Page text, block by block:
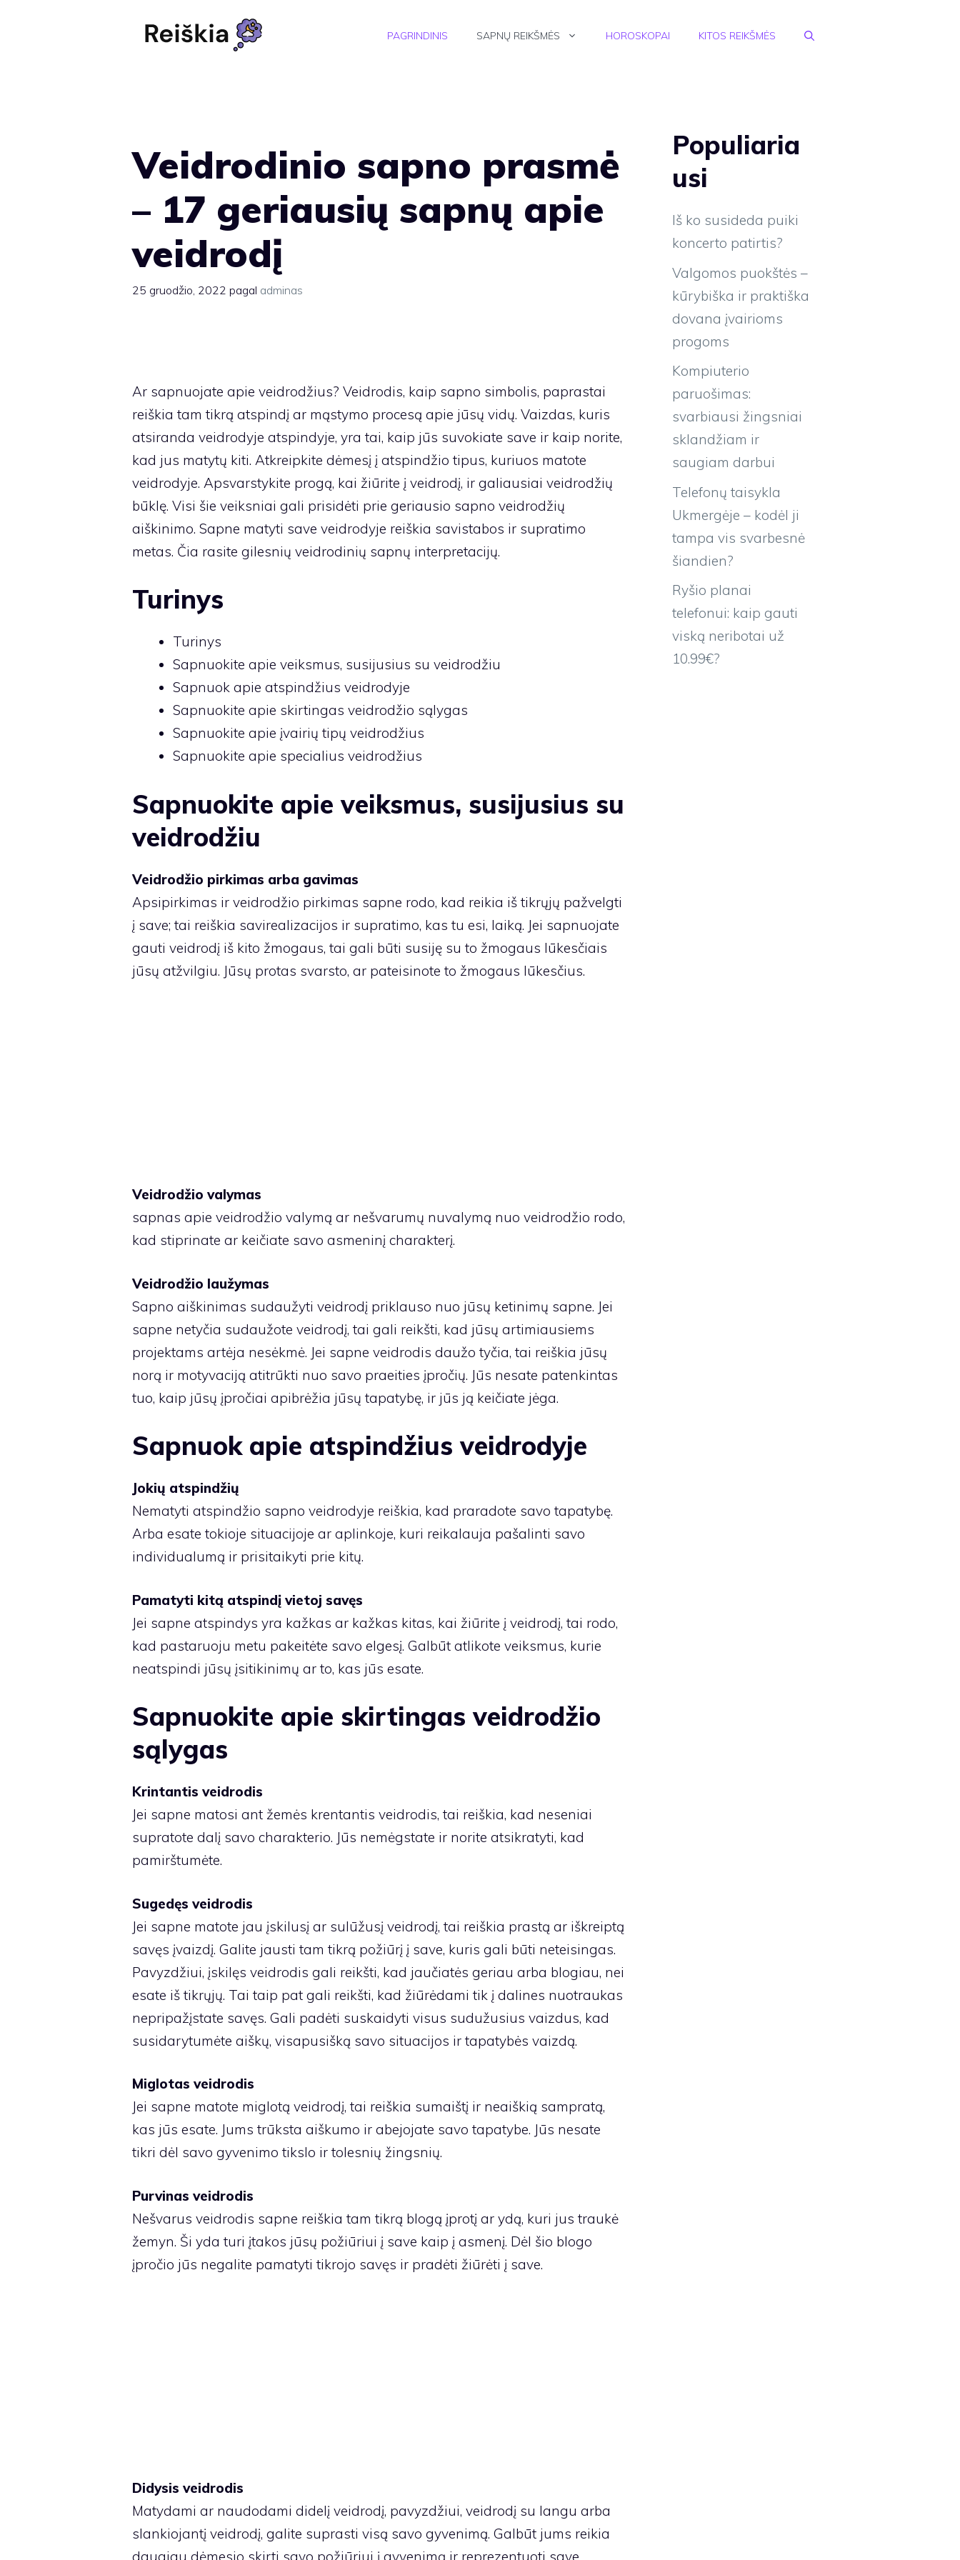
PAGRINDINIS SAPNŲ REIKŠMĖS HOROSKOPAI KITOS REIKŠMĖS
Veidrodinio sapno prasmė
– 17 geriausių sapnų apie
veidrodį
25 gruodžio, 2022 pagal adminas
Ar sapnuojate apie veidrodžius? Veidrodis, kaip sapno simbolis, paprastai
reiškia tam tikrą atspindį ar mąstymo procesą apie jūsų vidų. Vaizdas, kuris
atsiranda veidrodyje atspindyje, yra tai, kaip jūs suvokiate save ir kaip norite,
kad jus matytų kiti. Atkreipkite dėmesį į atspindžio tipus, kuriuos matote
veidrodyje. Apsvarstykite progą, kai žiūrite į veidrodį, ir galiausiai veidrodžių
būklę. Visi šie veiksniai gali prisidėti prie geriausio sapno veidrodžių
aiškinimo. Sapne matyti save veidrodyje reiškia savistabos ir supratimo
metas. Čia rasite gilesnių veidrodinių sapnų interpretacijų.
Turinys
Turinys
Sapnuokite apie veiksmus, susijusius su veidrodžiu
Sapnuok apie atspindžius veidrodyje
Sapnuokite apie skirtingas veidrodžio sąlygas
Sapnuokite apie įvairių tipų veidrodžius
Sapnuokite apie specialius veidrodžius
Sapnuokite apie veiksmus, susijusius su
veidrodžiu
Veidrodžio pirkimas arba gavimas
Apsipirkimas ir veidrodžio pirkimas sapne rodo, kad reikia iš tikrųjų pažvelgti
į save; tai reiškia savirealizacijos ir supratimo, kas tu esi, laiką. Jei sapnuojate
gauti veidrodį iš kito žmogaus, tai gali būti susiję su to žmogaus lūkesčiais
jūsų atžvilgiu. Jūsų protas svarsto, ar pateisinote to žmogaus lūkesčius.
Veidrodžio valymas
sapnas apie veidrodžio valymą ar nešvarumų nuvalymą nuo veidrodžio rodo,
kad stiprinate ar keičiate savo asmeninį charakterį.
Veidrodžio laužymas
Sapno aiškinimas sudaužyti veidrodį priklauso nuo jūsų ketinimų sapne. Jei
sapne netyčia sudaužote veidrodį, tai gali reikšti, kad jūsų artimiausiems
projektams artėja nesėkmė. Jei sapne veidrodis daužo tyčia, tai reiškia jūsų
norą ir motyvaciją atitrūkti nuo savo praeities įpročių. Jūs nesate patenkintas
tuo, kaip jūsų įpročiai apibrėžia jūsų tapatybę, ir jūs ją keičiate jėga.
Sapnuok apie atspindžius veidrodyje
Jokių atspindžių
Nematyti atspindžio sapno veidrodyje reiškia, kad praradote savo tapatybę.
Arba esate tokioje situacijoje ar aplinkoje, kuri reikalauja pašalinti savo
individualumą ir prisitaikyti prie kitų.
Pamatyti kitą atspindį vietoj savęs
Jei sapne atspindys yra kažkas ar kažkas kitas, kai žiūrite į veidrodį, tai rodo,
kad pastaruoju metu pakeitėte savo elgesį. Galbūt atlikote veiksmus, kurie
neatspindi jūsų įsitikinimų ar to, kas jūs esate.
Sapnuokite apie skirtingas veidrodžio
sąlygas
Krintantis veidrodis
Jei sapne matosi ant žemės krentantis veidrodis, tai reiškia, kad neseniai
supratote dalį savo charakterio. Jūs nemėgstate ir norite atsikratyti, kad
pamirštumėte.
Sugedęs veidrodis
Jei sapne matote jau įskilusį ar sulūžusį veidrodį, tai reiškia prastą ar iškreiptą
savęs įvaizdį. Galite jausti tam tikrą požiūrį į save, kuris gali būti neteisingas.
Pavyzdžiui, įskilęs veidrodis gali reikšti, kad jaučiatės geriau arba blogiau, nei
esate iš tikrųjų. Tai taip pat gali reikšti, kad žiūrėdami tik į dalines nuotraukas
nepripažįstate savęs. Gali padėti suskaidyti visus sudužusius vaizdus, ​​​​kad
susidarytumėte aiškų, visapusišką savo situacijos ir tapatybės vaizdą.
Miglotas veidrodis
Jei sapne matote miglotą veidrodį, tai reiškia sumaištį ir neaiškią sampratą,
kas jūs esate. Jums trūksta aiškumo ir abejojate savo tapatybe. Jūs nesate
tikri dėl savo gyvenimo tikslo ir tolesnių žingsnių.
Purvinas veidrodis
Nešvarus veidrodis sapne reiškia tam tikrą blogą įprotį ar ydą, kuri jus traukė
žemyn. Ši yda turi įtakos jūsų požiūriui į save kaip į asmenį. Dėl šio blogo
įpročio jūs negalite pamatyti tikrojo savęs ir pradėti žiūrėti į save.
Didysis veidrodis
Matydami ar naudodami didelį veidrodį, pavyzdžiui, veidrodį su langu arba
slankiojantį veidrodį, galite suprasti visą savo gyvenimą. Galbūt jums reikia
Populiaria
usi
Iš ko susideda puiki
koncerto patirtis?
Valgomos puokštės –
kūrybiška ir praktiška
dovana įvairioms
progoms
Kompiuterio
paruošimas:
svarbiausi žingsniai
sklandžiam ir
saugiam darbui
Telefonų taisykla
Ukmergėje – kodėl ji
tampa vis svarbesnė
šiandien?
Ryšio planai
telefonui: kaip gauti
viską neribotai už
10.99€?